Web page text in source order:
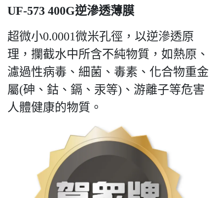
UF-573 400G逆滲透薄膜
超微小0.0001微米孔徑，以逆滲透原
理，攔截水中所含不純物質，如熱原、
濾過性病毒、細菌、毒素、化合物重金
屬(砷、鈷、鎘、汞等)、游離子等危害
人體健康的物質。